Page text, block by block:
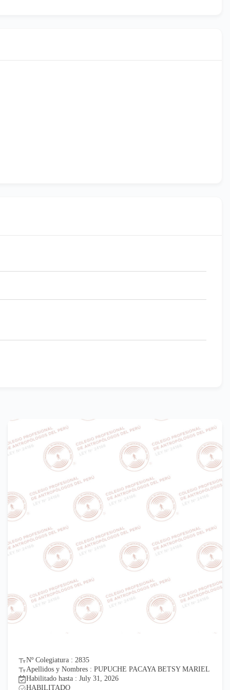
Nº Colegiatura : 2835
Apellidos y Nombres : PUPUCHE PACAYA BETSY MARIEL
Habilitado hasta : July 31, 2026
HABILITADO